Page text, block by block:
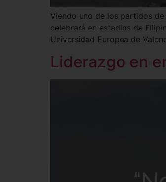
Viendo uno de los partidos
celebrará en estadios de
Universidad Europea de
Liderazgo en